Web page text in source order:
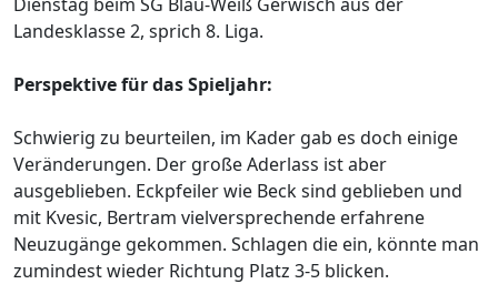
Landesklasse 2, sprich 8. Liga.
Perspektive für das Spieljahr:
Schwierig zu beurteilen, im Kader gab es doch einige
Veränderungen. Der große Aderlass ist aber
ausgeblieben. Eckpfeiler wie Beck sind geblieben und
mit Kvesic, Bertram vielversprechende erfahrene
Neuzugänge gekommen. Schlagen die ein, könnte man
zumindest wieder Richtung Platz 3-5 blicken.